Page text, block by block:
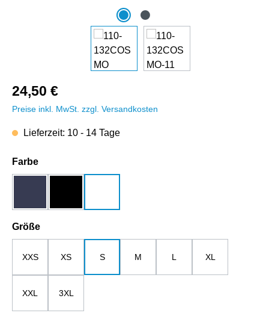
24,50 €
Preise inkl. MwSt. zzgl. Versandkosten
Lieferzeit: 10 - 14 Tage
Farbeauswählen
Größeauswählen
XXS XS S M L XL
XXL 3XL